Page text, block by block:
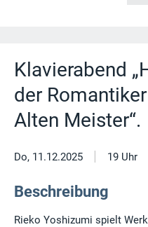
Klavierabend
der
Alten Meister“.
Do, 11.12.2025 | 19 Uhr
Beschreibung
Rieko Yoshizumi spielt